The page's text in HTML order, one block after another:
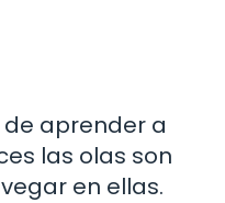
aprender a
las olas son
en ellas.